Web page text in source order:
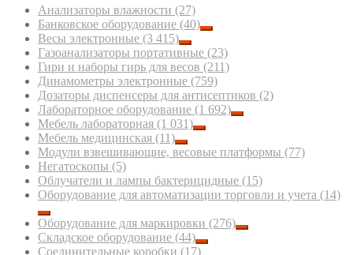
Анализаторы влажности (27)
Банковское оборудование (40)
Весы электронные (3 415)
Газоанализаторы портативные (23)
Гири и наборы гирь для весов (211)
Динамометры электронные (759)
Дозаторы диспенсеры для антисептиков (2)
Лабораторное оборудование (1 692)
Мебель лабораторная (1 031)
Мебель медицинская (11)
Модули взвешивающие, весовые платформы (77)
Негатоскопы (5)
Облучатели и лампы бактерицидные (15)
Оборудование для автоматизации торговли и учета (14)
Оборудование для маркировки (276)
Складское оборудование (44)
Соединительные коробки (17)